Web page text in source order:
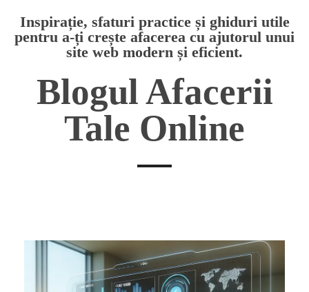
Inspirație, sfaturi practice și ghiduri utile
pentru a-ți crește afacerea cu ajutorul unui
site web modern și eficient.
Blogul Afacerii
Tale Online